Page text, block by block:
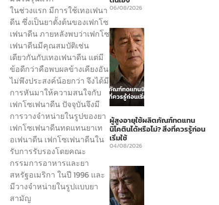
ในช่วงแรก มีการใช้เทอเฟนา
ดีน ซึ่งเป็นยาตั้งต้นของเฟกโซ
เฟนาดีน ภายหลังพบว่าเฟกโซ
เฟนาดีนมีคุณสมบัติเช่น
เดียวกันกับเทอเฟนาดีน แต่มี
ข้อดีกว่าคือพบผลข้างเคียงอัน
ไม่พึงประสงค์น้อยกว่า จึงได้มี
การหันมาให้ความสนใจกับ
เฟกโซเฟนาดีน ปัจจุบันจึงมี
การวางจำหน่ายในรูปของยา
เฟกโซเฟนาดีนทดแทนยาเท
อเฟนาดีน เฟกโซเฟนาดีนใน
รับการรับรองโดยคณะ
กรรมการอาหารและยา
สหรัฐอเมริกา ในปี 1996 และ
มีวางจำหน่ายในรูปแบบยา
สามัญ
06/08/2026
ผู้สูงอายุใช้ผลิตภัณฑ์ทดแทน
นิโคตินได้หรือไม่? สิ่งที่ควรรู้ก่อน
เริ่มใช้
04/08/2026